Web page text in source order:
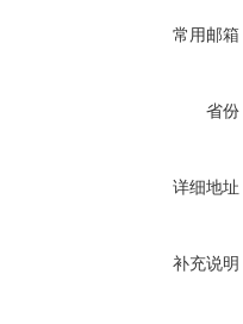
常用邮箱
省份
详细地址
补充说明